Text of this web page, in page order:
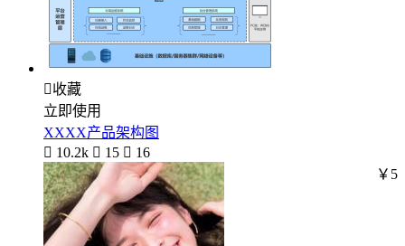
收藏
立即使用
XXXX产品架构图
 10.2k  15  16
￥5